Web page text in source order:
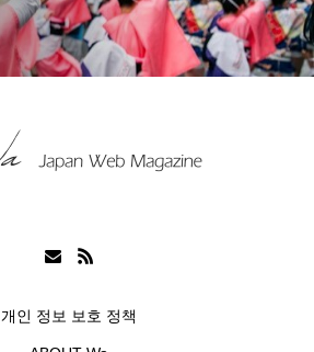
개인 정보 보호 정책